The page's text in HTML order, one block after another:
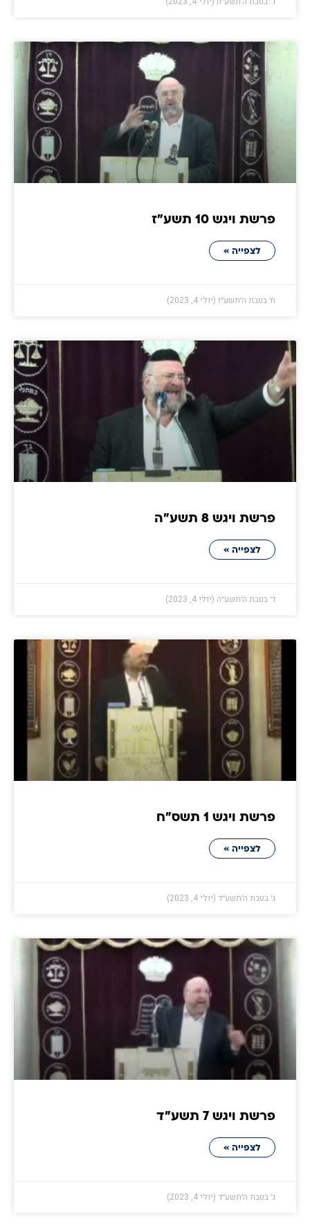
פרשת ויגש 10 תשע״ז
לצפייה »
ח׳ בטבת ה׳תשע״ז (יולי 4, 2023)
פרשת ויגש 8 תשע״ה
לצפייה »
ד׳ בטבת ה׳תשע״ה (יולי 4, 2023)
פרשת ויגש 1 תשס״ח
לצפייה »
ג׳ בטבת ה׳תשע״ד (יולי 4, 2023)
פרשת ויגש 7 תשע״ד
לצפייה »
ג׳ בטבת ה׳תשע״ד (יולי 4, 2023)